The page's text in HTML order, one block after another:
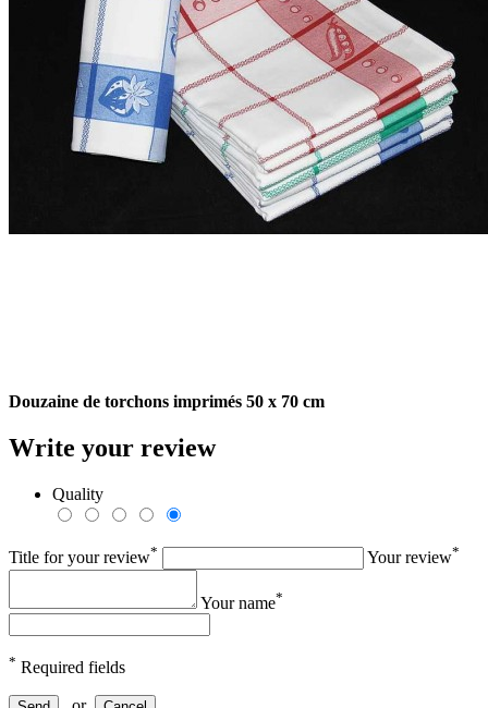
Douzaine de torchons imprimés 50 x 70 cm
Write your review
Quality
Title for your review* Your review*
Your name*
* Required fields